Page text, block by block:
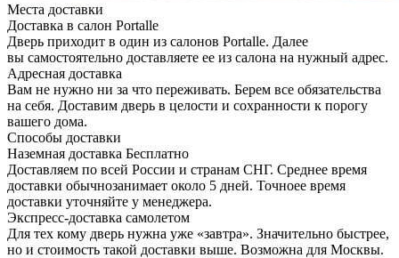
Места доставки
Доставка в салон Portalle
Дверь приходит в один из салонов Portalle. Далее
вы самостоятельно доставляете ее из салона на нужный адрес.
Адресная доставка
Вам не нужно ни за что переживать. Берем все обязательства
на себя. Доставим дверь в целости и сохранности к порогу
вашего дома.
Способы доставки
Наземная доставка Бесплатно
Доставляем по всей России и странам СНГ. Среднее время
доставки обычнозанимает около 5 дней. Точноее время
доставки уточняйте у менеджера.
Экспресс-доставка самолетом
Для тех кому дверь нужна уже «завтра». Значительно быстрее,
но и стоимость такой доставки выше. Возможна для Москвы.